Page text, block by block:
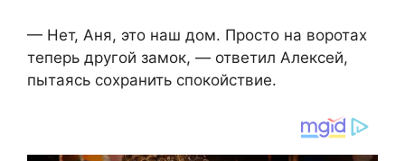
— Нет, Аня, это наш дом. Просто на воротах
теперь другой замок, — ответил Алексей,
пытаясь сохранить спокойствие.